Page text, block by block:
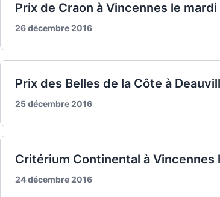
Prix de Craon à Vincennes le
26 décembre 2016
Prix des Belles de la Côte à
25 décembre 2016
Critérium Continental à
24 décembre 2016